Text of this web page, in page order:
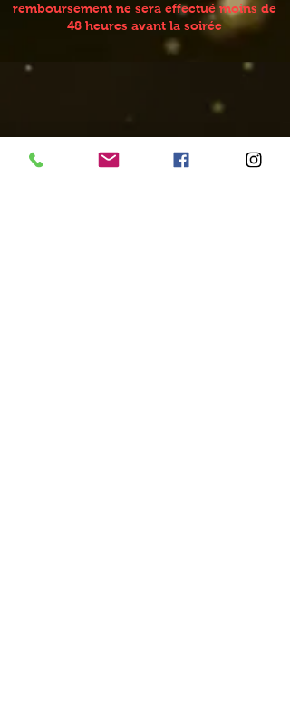
remboursement ne sera effectué moins de
48 heures avant la soirée